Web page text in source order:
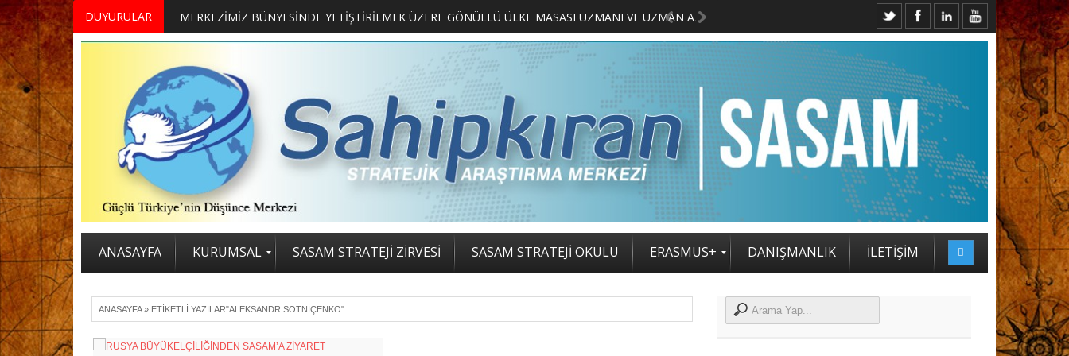
DUYURULAR MERKEZİMİZ BÜNYESİNDE YETİŞTİRİLMEK ÜZERE GÖNÜLLÜ ÜLKE MASASI UZMANI VE UZMAN ADAYLARI ARIYORUZ 2. SASAM STRATEJİ ZİRVESİ KATILIMCILARI BELLİ OLDU
ANASAYFA KURUMSAL SASAM STRATEJİ ZİRVESİ SASAM STRATEJİ OKULU ERASMUS+ DANIŞMANLIK İLETİŞİM
ANASAYFA» ETIKETLI YAZILAR"ALEKSANDR SOTNIÇENKO"